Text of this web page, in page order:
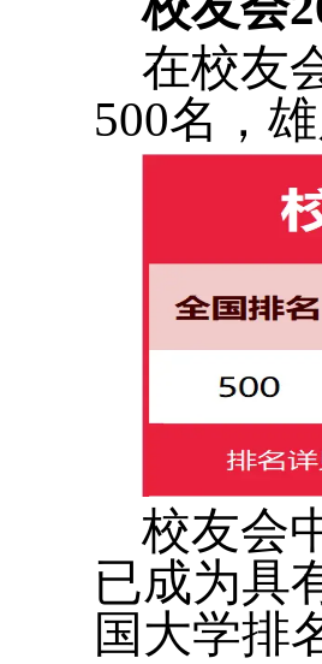
在校友
500名，
校友会
已成为具
国大学排